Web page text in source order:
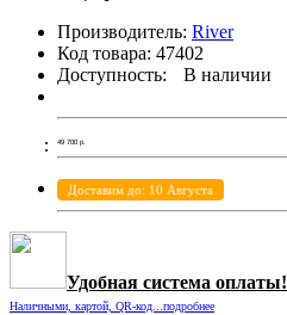
Производитель: River
Код товара: 47402
Доступность:
В наличии
49 700 р.
Доставим до: 10 Августа
Удобная система оплаты!
Наличными, картой, QR-код...подробнее